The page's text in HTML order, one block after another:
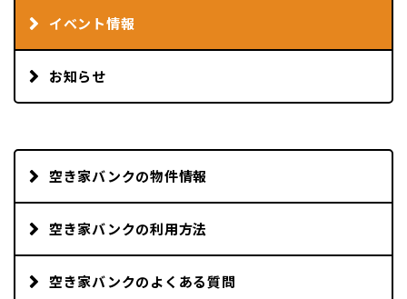
イベント情報
お知らせ
空き家バンクの物件情報
空き家バンクの利用方法
空き家バンクのよくある質問